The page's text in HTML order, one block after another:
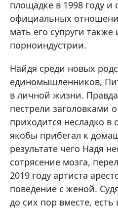
площадке в 1998 году и
официальных
мать его супруги
порноиндустрии.
Найдя среди новых
единомышленников,
в личной жизни.
пестрели заголовками
приходится несладко
якобы прибегал к
результате чего Надя
сотрясение мозга,
2019 году артиста
поведение с женой.
до сих пор вместе, есть